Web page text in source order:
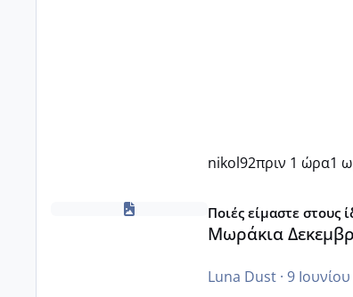
nikol92πριν 1 ώρα1
Μωράκια Δεκεμβρίου 2026
Ποιές είμαστε στους
Μωράκια
Luna Dust· 9 Ιουνίου